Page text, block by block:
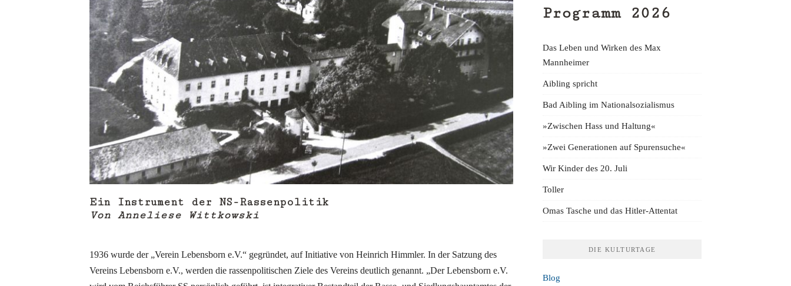
Ein Instrument der NS-Rassenpolitik
Von Anneliese Wittkowski
1936 wurde der „Verein Lebensborn e.V.“ gegründet, auf Initiative von Heinrich Himmler. In der Satzung des
Vereins Lebensborn e.V., werden die rassenpolitischen Ziele des Vereins deutlich genannt. „Der Lebensborn e.V.
Programm 2026
Das Leben und Wirken des Max
Mannheimer
Aibling spricht
Bad Aibling im Nationalsozialismus
»Zwischen Hass und Haltung«
»Zwei Generationen auf Spurensuche«
Wir Kinder des 20. Juli
Toller
Omas Tasche und das Hitler-Attentat
DIE KULTURTAGE
Blog